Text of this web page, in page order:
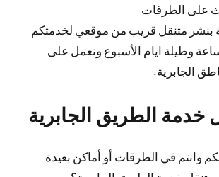
على الطرقات
بنشر متنقل قريب من موقعي لخدمتكم
مدار 24 ساعة وطيلة ايام الأسبوع ونعمل على
الجابرية.
خدمة الطريق الجابرية
وانتم في الطرقات أو أماكن بعيدة